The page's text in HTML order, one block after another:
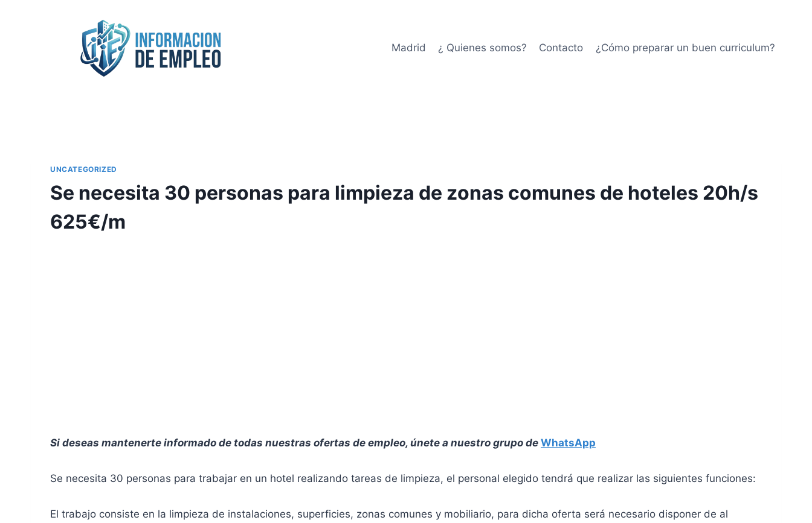
Madrid ¿ Quienes somos? Contacto ¿Cómo preparar un buen curriculum?
UNCATEGORIZED
Se necesita 30 personas para limpieza de zonas comunes de hoteles 20h/s
625€/m
Si deseas mantenerte informado de todas nuestras ofertas de empleo, únete a nuestro grupo de WhatsApp
Se necesita 30 personas para trabajar en un hotel realizando tareas de limpieza, el personal elegido tendrá que realizar las siguientes funciones:
El trabajo consiste en la limpieza de instalaciones, superficies, zonas comunes y mobiliario, para dicha oferta será necesario disponer de al